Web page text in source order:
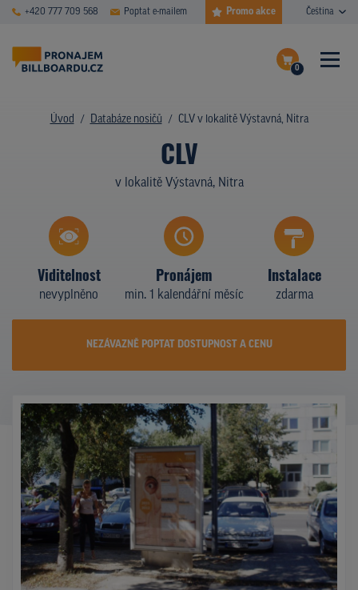
+420 777 709 568 Poptat e-mailem Promo akce Čeština
0
Dokončit poptávku
Zobrazit nosiče na mapě
ČASTÉ DOTAZY
DATABÁZE NOSIČŮ
PLOCHY V AKCI
CENY
Z PRAXE
KDO JSME
PROMO AKCE
Úvod Databáze nosičů CLV v lokalitě Výstavná, Nitra
CLV
v lokalitě Výstavná, Nitra
Viditelnost
nevyplněno
Pronájem
min. 1 kalendářní měsíc
Instalace
zdarma
NEZÁVAZNĚ POPTAT DOSTUPNOST A CENU